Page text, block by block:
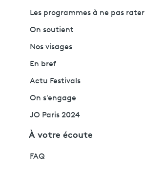
Les programmes à ne pas rater
On soutient
Nos visages
En bref
Actu Festivals
On s'engage
JO Paris 2024
À votre écoute
FAQ